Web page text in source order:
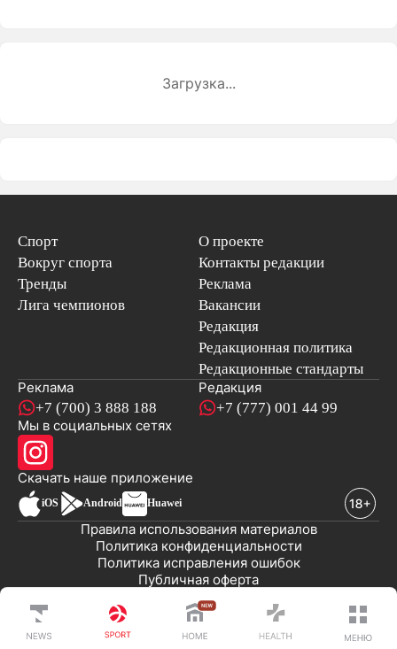
Загрузка...
Спорт
Вокруг спорта
Тренды
Лига чемпионов
О проекте
Контакты редакции
Реклама
Вакансии
Редакция
Редакционная политика
Редакционные стандарты
Реклама
+7 (700) 3 888 188
Редакция
+7 (777) 001 44 99
Мы в социальных сетях
Скачать наше приложениеновостей
iOS Android Huawei
Публичная оферта
Политика исправления ошибок
Политика конфиденциальности
Правила использования материалов
© 2008-2026 ТОО «EML»